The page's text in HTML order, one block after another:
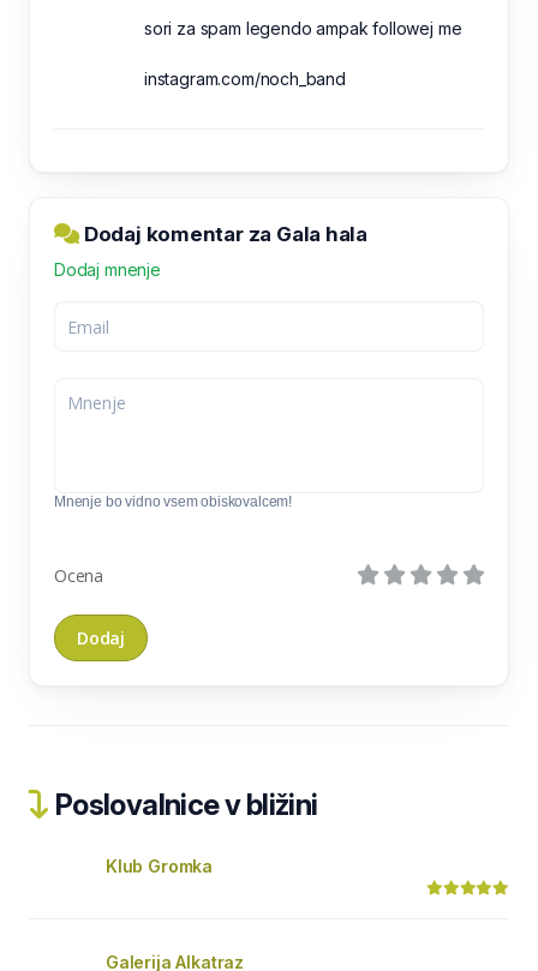
sori za spam legendo ampak followej me
instagram.com/noch_band
Dodaj komentar za Gala hala
Dodaj mnenje
Mnenje bo vidno vsem obiskovalcem!
Ocena
Poslovalnice v bližini
Klub Gromka
Galerija Alkatraz